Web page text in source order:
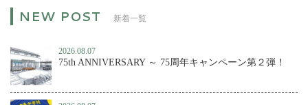
新着一覧
2026.08.07
75th ANNIVERSARY ～ 75周年キャンペーン第２弾！